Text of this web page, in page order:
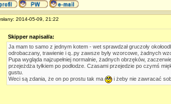
2014-05-09, 21:22
Skipper napisał/a:
Ja mam to samo z jednym kotem - wet sprawdzał gruczoły
odrobaczany, trawienie i q..py zawsze były wzorcowe, żadnych
Pupa wygląda najzupełniej normalnie, żadnych obrzęków,
przejeżdża tyłkiem po podłodze. Czasami przejedzie po czymś
gustu.
Weci są zdania, że on po prostu tak ma
i żeby nie zawracać